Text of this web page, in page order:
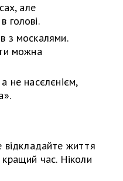
але
голові.
з москалями.
можна
не насєлєнієм,
відкладайте життя
час. Ніколи